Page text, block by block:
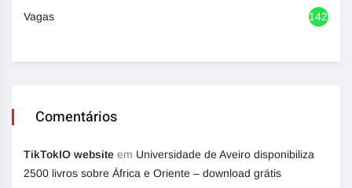
Vagas 1420
Comentários
TikTokIO website em Universidade de Aveiro disponibiliza
2500 livros sobre África e Oriente – download grátis